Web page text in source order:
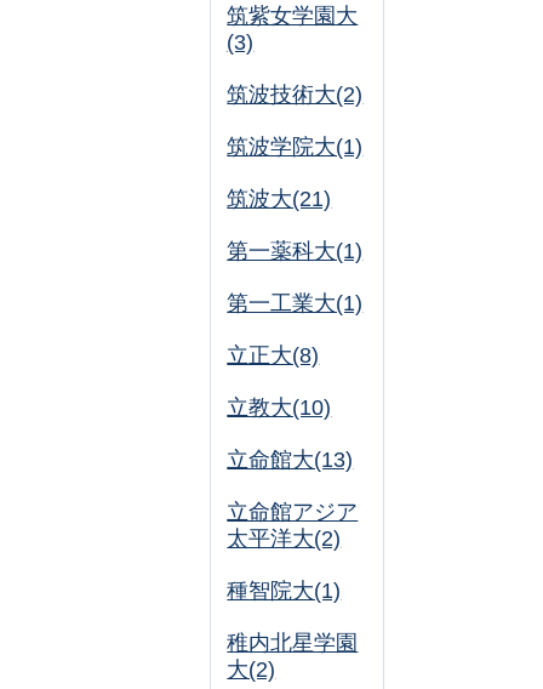
筑紫女学園大
(3)
筑波技術大(2)
筑波学院大(1)
筑波大(21)
第一薬科大(1)
第一工業大(1)
立正大(8)
立教大(10)
立命館大(13)
立命館アジア
太平洋大(2)
種智院大(1)
稚内北星学園
大(2)